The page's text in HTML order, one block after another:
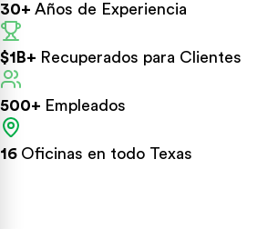
30+ Años de Experiencia
$1B+ Recuperados para Clientes
500+ Empleados
16 Oficinas en todo Texas